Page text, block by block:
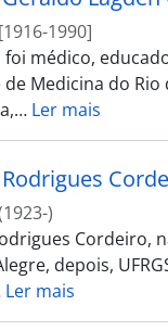
[1916-1990]
foi médico,
de Medicina do
… Ler mais
)
Cordeiro,
depois,
Ler mais